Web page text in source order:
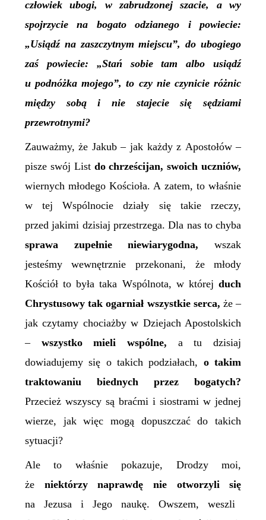
człowiek ubogi, w zabrudzonej szacie, a wy
spojrzycie na bogato odzianego i powiecie:
„Usiądź na zaszczytnym miejscu”, do ubogiego
zaś powiecie: „Stań sobie tam albo usiądź
u podnóżka mojego”, to czy nie czynicie różnic
między sobą i nie stajecie się sędziami
przewrotnymi?
Zauważmy, że Jakub – jak każdy z Apostołów –
pisze swój List do chrześcijan, swoich uczniów,
wiernych młodego Kościoła. A zatem, to właśnie
w tej Wspólnocie działy się takie rzeczy,
przed jakimi dzisiaj przestrzega. Dla nas to chyba
sprawa zupełnie niewiarygodna, wszak
jesteśmy wewnętrznie przekonani, że młody
Kościół to była taka Wspólnota, w którejduch
Chrystusowy tak ogarniał wszystkie serca, że –
jak czytamy chociażby w Dziejach Apostolskich
– wszystko mieli wspólne,
a tu dzisiaj
dowiadujemy się o takich podziałach, o takim
traktowaniu biednych przez bogatych?
Przecież wszyscy są braćmi i siostrami w jednej
wierze, jak więc mogą dopuszczać do takich
sytuacji?
Ale to właśnie pokazuje, Drodzy moi,
że niektórzy naprawdę nie otworzyli się
na Jezusa i Jego naukę. Owszem, weszli